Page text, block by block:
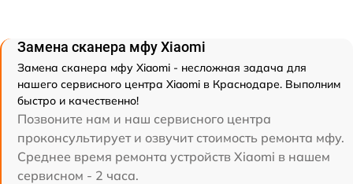
Замена сканера мфу Xiaomi
Замена сканера мфу Xiaomi - несложная задача для
нашего сервисного центра Xiaomi в Краснодаре. Выполним
быстро и качественно!
Позвоните нам и наш сервисного центра
проконсультирует и озвучит стоимость ремонта мфу.
Среднее время ремонта устройств Xiaomi в нашем
сервисном - 2 часа.